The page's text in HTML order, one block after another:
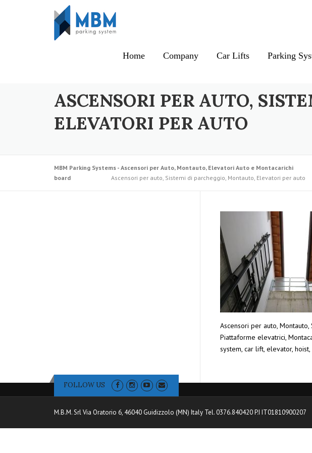
Home Company Car Lifts Parking
ASCENSORI PER AUTO,
ELEVATORI PER AUTO
MBM Parking Systems - Ascensori per Auto, Montauto, Elevatori Auto e Montacarichi
board
Ascensori per auto, Sistemi di parcheggio, Montauto, Elevatori per auto
Ascensori per auto,
Piattaforme elevatrici,
system, car lift, elevator,
FOLLOW US
M.B.M. Srl Via Oratorio 6, 46040 Guidizzolo (MN) Italy Tel. 0376.840420 P.I IT01810900207